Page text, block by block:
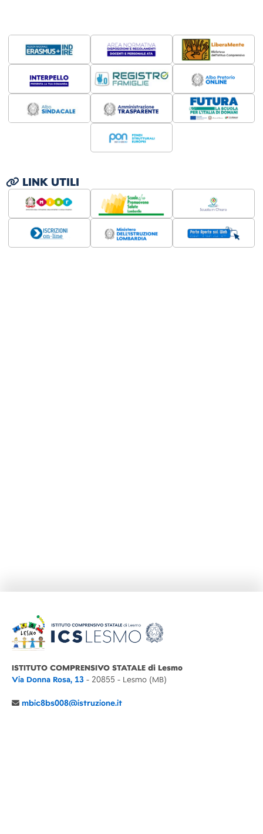
LINK UTILI
ISTITUTO COMPRENSIVO STATALE di Lesmo
Via Donna Rosa, 13 - 20855 - Lesmo (MB)
mbic8bs008@istruzione.it